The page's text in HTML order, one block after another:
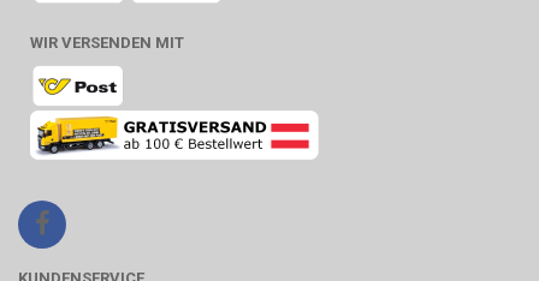
WIR VERSENDEN MIT